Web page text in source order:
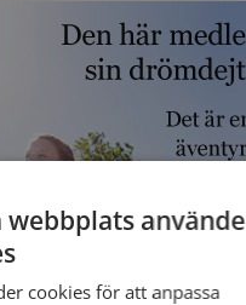
webbplats
cookies för att anpassa